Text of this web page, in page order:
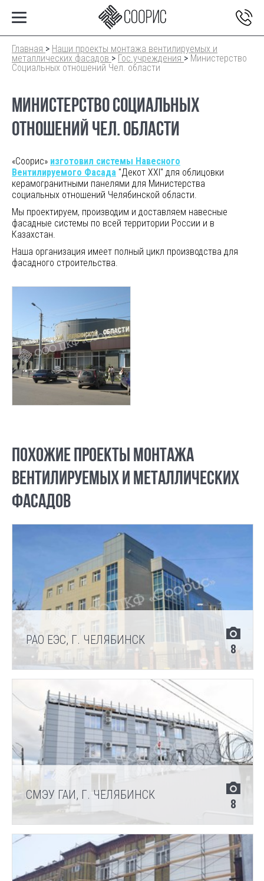
Главная > Наши проекты монтажа вентилируемых и
металлических фасадов > Гос.учреждения > Министерство
Социальных отношений Чел. области
МИНИСТЕРСТВО СОЦИАЛЬНЫХ
ОТНОШЕНИЙ ЧЕЛ. ОБЛАСТИ
«Соорис» изготовил системы Навесного
Вентилируемого Фасада "Декот XXI" для облицовки
керамогранитными панелями для Министерства
социальных отношений Челябинской области.
Мы проектируем, производим и доставляем навесные
фасадные системы по всей территории России и в
Казахстан.
Наша организация имеет полный цикл производства для
фасадного строительства.
ПОХОЖИЕ ПРОЕКТЫ МОНТАЖА
ВЕНТИЛИРУЕМЫХ И МЕТАЛЛИЧЕСКИХ
ФАСАДОВ
8
РАО ЕЭС, Г. ЧЕЛЯБИНСК
8
СМЭУ ГАИ, Г. ЧЕЛЯБИНСК